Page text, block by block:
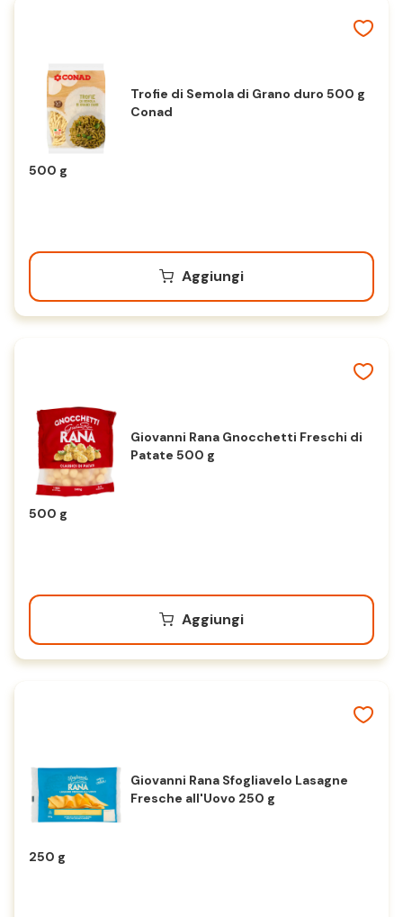
Trofie di Semola di Grano duro 500 g
Conad
500 g
Aggiungi
Giovanni Rana Gnocchetti Freschi di
Patate 500 g
500 g
Aggiungi
Giovanni Rana Sfogliavelo Lasagne
Fresche all'Uovo 250 g
250 g